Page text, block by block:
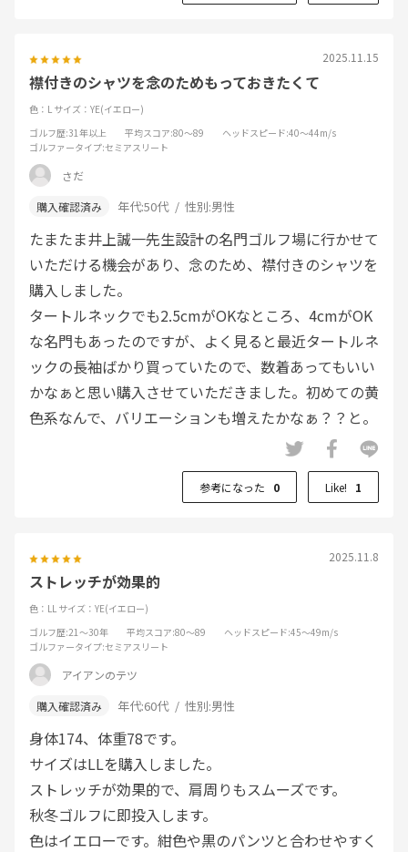
2025.11.15
襟付きのシャツを念のためもっておきたくて
色：L サイズ：YE(イエロー)
ゴルフ歴:31年以上 平均スコア:80～89 ヘッドスピード:40～44m/s
ゴルファータイプ:セミアスリート
さだ
年代:50代 性別:男性
たまたま井上誠一先生設計の名門ゴルフ場に行かせて
いただける機会があり、念のため、襟付きのシャツを
購入しました。
タートルネックでも2.5cmがOKなところ、4cmがOK
な名門もあったのですが、よく見ると最近タートルネ
ックの長袖ばかり買っていたので、数着あってもいい
かなぁと思い購入させていただきました。初めての黄
色系なんで、バリエーションも増えたかなぁ？？と。
参考になった 0 Like! 1
2025.11.8
ストレッチが効果的
色：LL サイズ：YE(イエロー)
ゴルフ歴:21～30年 平均スコア:80～89 ヘッドスピード:45～49m/s
ゴルファータイプ:セミアスリート
アイアンのテツ
年代:60代 性別:男性
身体174、体重78です。
サイズはLLを購入しました。
ストレッチが効果的で、肩周りもスムーズです。
秋冬ゴルフに即投入します。
色はイエローです。紺色や黒のパンツと合わせやすく